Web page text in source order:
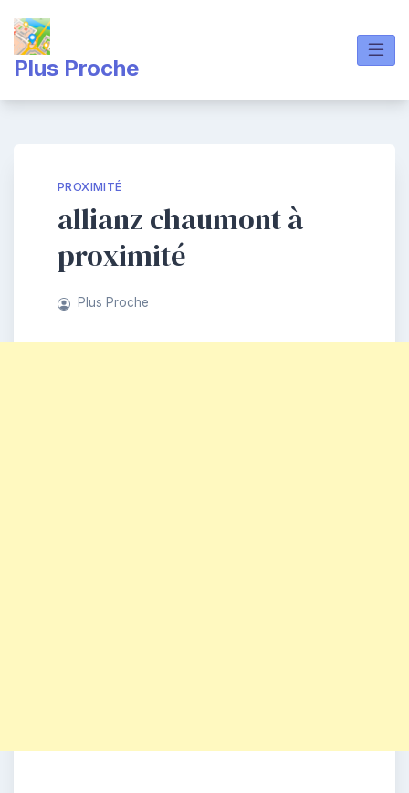
content
Plus Proche
PROXIMITÉ
allianz chaumont à
proximité
Plus Proche